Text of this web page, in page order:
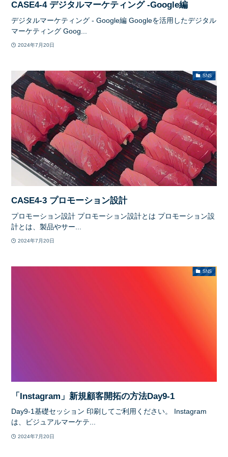
CASE4-4 デジタルマーケティング -Google編
デジタルマーケティング - Google編 Googleを活用したデジタル
マーケティング Goog...
2024年7月20日
SNS
CASE4-3 プロモーション設計
プロモーション設計 プロモーション設計とは プロモーション設
計とは、製品やサー...
2024年7月20日
SNS
「Instagram」新規顧客開拓の方法Day9-1
Day9-1基礎セッション 印刷してご利用ください。 Instagram
は、ビジュアルマーケテ...
2024年7月20日